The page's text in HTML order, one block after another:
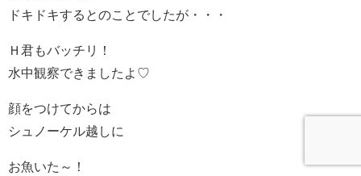
ドキドキするとのことでしたが・・・
Ｈ君もバッチリ！
水中観察できましたよ♡
顔をつけてからは
シュノーケル越しに
お魚いた～！